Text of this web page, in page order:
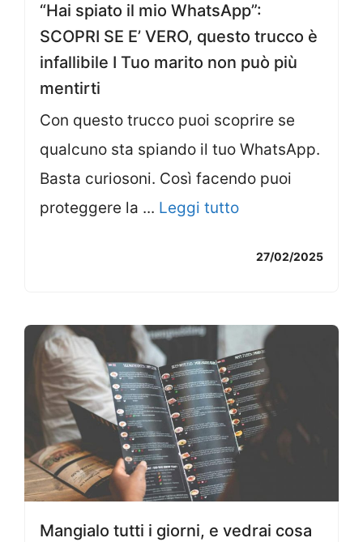
“Hai spiato il mio WhatsApp”:
SCOPRI SE E’ VERO, questo trucco è
infallibile I Tuo marito non può più
mentirti
Con questo trucco puoi scoprire se
qualcuno sta spiando il tuo WhatsApp.
Basta curiosoni. Così facendo puoi
proteggere la ... Leggi tutto
27/02/2025
Mangialo tutti i giorni, e vedrai cosa